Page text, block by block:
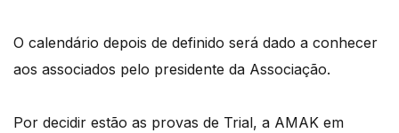
O calendário depois de definido será dado a conhecer
aos associados pelo presidente da Associação.
Por decidir estão as provas de Trial, a AMAK em